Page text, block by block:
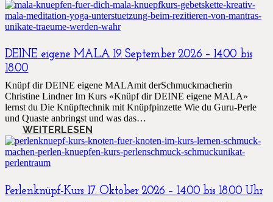
DEINE eigene MALA 19. September 2026 – 14.00 bis
18.00
Knüpf dir DEINE eigene MALAmit derSchmuckmacherin
Christine Lindner Im Kurs «Knüpf dir DEINE eigene MALA»
lernst du Die Knüpftechnik mit Knüpfpinzette Wie du Guru-Perle
und Quaste anbringst und was das…
WEITERLESEN
Perlenknüpf-Kurs 17. Oktober 2026 – 14.00 bis 18.00 Uhr